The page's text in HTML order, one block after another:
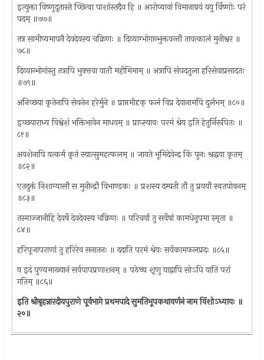
इत्युक्ता विष्णुदूतास्ते च्छित्वा पाशांस्तदैव हि ॥ आरोप्यावां विमानाग्रयं ययु र्विष्णोः परं
पदम् ॥७७॥
तत्र सामीप्यमापनै देवदेवस्य चक्रिणः ॥ दिव्याग्भोगान्भुक्तवन्तौ तावत्कालं मुनीश्वर ॥
७८॥
दिव्यान्भोगांस्तु तत्रापि भुक्त्तवा यातौ महीमिमाम् ॥ अत्रापि संपदतुला हरिसेवाप्रसादतः
॥७९॥
अनिच्छया कृतेनापि सेवनेन हरेर्मुने ॥ प्राप्तमीदृक् फलं विप्र देवानामपि दुर्लभम् ॥८०॥
इच्छयाराध्य विश्वेशं भक्तिभावेन माधवम् ॥ प्राप्स्यावः परमं श्रेय इति हेतुर्निरूपितः ॥
८१॥
अवशेनापि यत्कर्म कृतं स्यात्सुमहत्फलम् ॥ जायते भूमिदेवेन्द्र किं पुनः श्रद्धया कृतम्
॥८२॥
एतदुक्तं निशाग्यासौ स मुनीन्द्रौ विभाण्डकः ॥ प्रशस्य दम्पती तौ तु प्रययौ स्वतपोवनम्
॥८३॥
तस्माज्जानीहि देवर्षे देवदेवस्य चक्रिणः ॥ परिचर्या तु सर्वेषां कामधेनूपमा स्मृता ॥
८४॥
हरिपूजापराणां तु हरिरेव सनातनः ॥ ददाति परमं श्रेयः सर्वकामफलप्रदः ॥८५॥
य इदं पुण्यमाख्यानं सर्वपापप्रणाशनम् ॥ पठेच्च श़ृणु याद्वापि सोऽपि याति परां
गतिम् ॥८६॥
इति श्रीबृहन्नारदीयपुराणे पूर्वभागे प्रथमपादे सुमतिभूपकथावर्णनं नाम विंशोऽध्यायः ॥
२०॥